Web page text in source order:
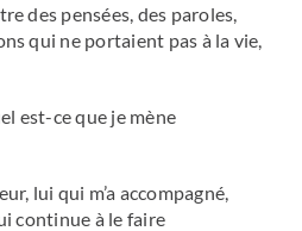
des pensées, des paroles,
qui ne portaient pas à la vie,
est-ce que je mène
lui qui m’a accompagné,
continue à le faire